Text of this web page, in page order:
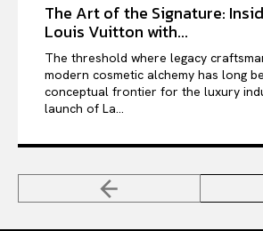
The Art of the Signature:
Louis Vuitton with...
The threshold where legacy
modern cosmetic alchemy has long
conceptual frontier for the luxury
launch of La...